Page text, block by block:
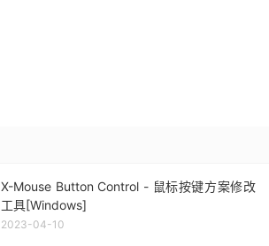
X-Mouse Button Control - 鼠标按键方案修改
工具[Windows]
2023-04-10